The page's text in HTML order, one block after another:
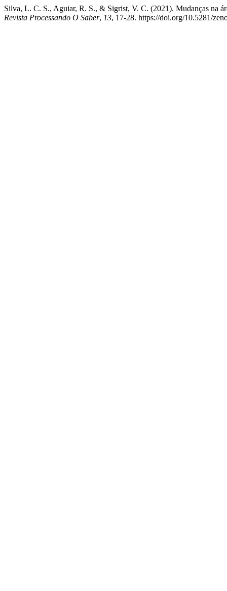
Silva, L. C. S., Aguiar, R. S., & Sigrist, V. C. (2021). Mudanças na
Revista Processando O Saber, 13, 17-28. https://doi.org/10.5281/